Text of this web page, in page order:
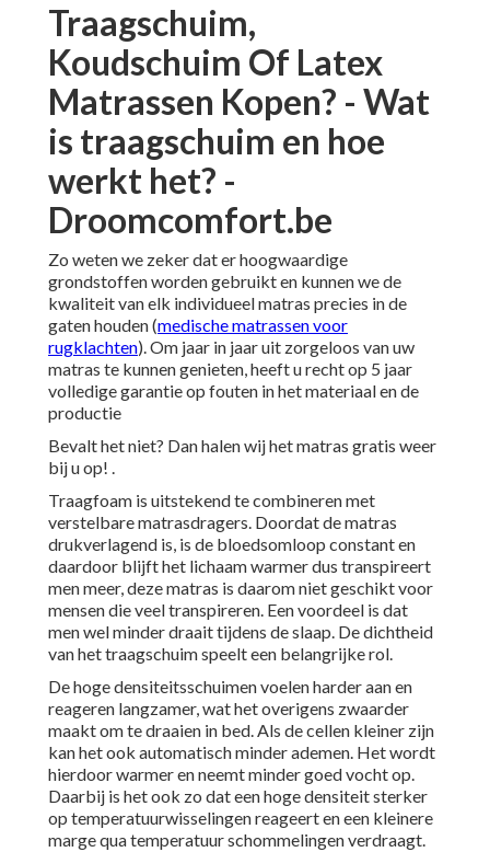
Traagschuim,
Koudschuim Of Latex
Matrassen Kopen? - Wat
is traagschuim en hoe
werkt het? -
Droomcomfort.be
Zo weten we zeker dat er hoogwaardige
grondstoffen worden gebruikt en kunnen we de
kwaliteit van elk individueel matras precies in de
gaten houden (medische matrassen voor
rugklachten). Om jaar in jaar uit zorgeloos van uw
matras te kunnen genieten, heeft u recht op 5 jaar
volledige garantie op fouten in het materiaal en de
productie
Bevalt het niet? Dan halen wij het matras gratis weer
bij u op! .
Traagfoam is uitstekend te combineren met
verstelbare matrasdragers. Doordat de matras
drukverlagend is, is de bloedsomloop constant en
daardoor blijft het lichaam warmer dus transpireert
men meer, deze matras is daarom niet geschikt voor
mensen die veel transpireren. Een voordeel is dat
men wel minder draait tijdens de slaap. De dichtheid
van het traagschuim speelt een belangrijke rol.
De hoge densiteitsschuimen voelen harder aan en
reageren langzamer, wat het overigens zwaarder
maakt om te draaien in bed. Als de cellen kleiner zijn
kan het ook automatisch minder ademen. Het wordt
hierdoor warmer en neemt minder goed vocht op.
Daarbij is het ook zo dat een hoge densiteit sterker
op temperatuurwisselingen reageert en een kleinere
marge qua temperatuur schommelingen verdraagt.